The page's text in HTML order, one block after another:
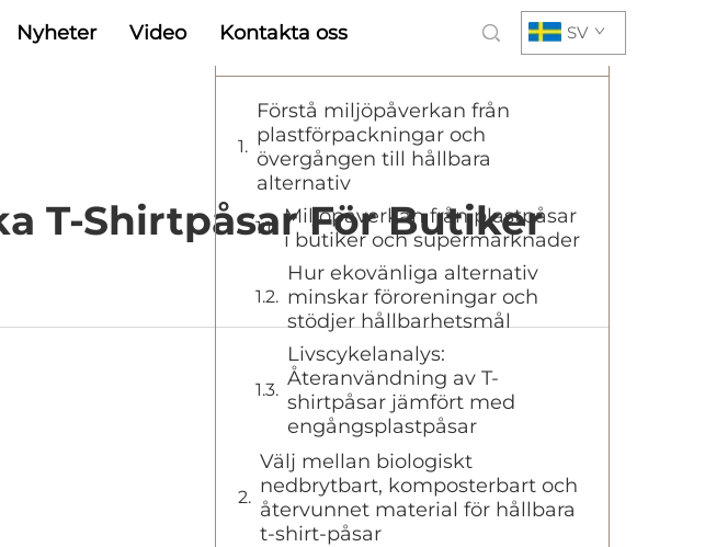
Nyheter Video Kontakta oss SV
T-Shirtpåsar För Butiker
Innehållsförteckning
Förstå miljöpåverkan från
plastförpackningar och
övergången till hållbara
alternativ
Miljöpåverkan från plastpåsar
i butiker och supermarknader
Hur ekovänliga alternativ
minskar föroreningar och
stödjer hållbarhetsmål
Livscykelanalys:
Återanvändning av T-
shirtpåsar jämfört med
engångsplastpåsar
Välj mellan biologiskt
nedbrytbart, komposterbart och
återvunnet material för hållbara
t-shirt-påsar